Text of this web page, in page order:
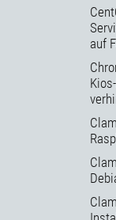
auf